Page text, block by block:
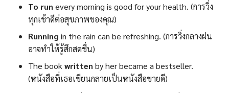
To run every morning is good for your health. (การวิ่ง
ทุกเช้าดีต่อสุขภาพของคุณ)
Running in the rain can be refreshing. (การวิ่งกลางฝน
อาจทำให้รู้สึกสดชื่น)
The book written by her became a bestseller.
(หนังสือที่เธอเขียนกลายเป็นหนังสือขายดี)